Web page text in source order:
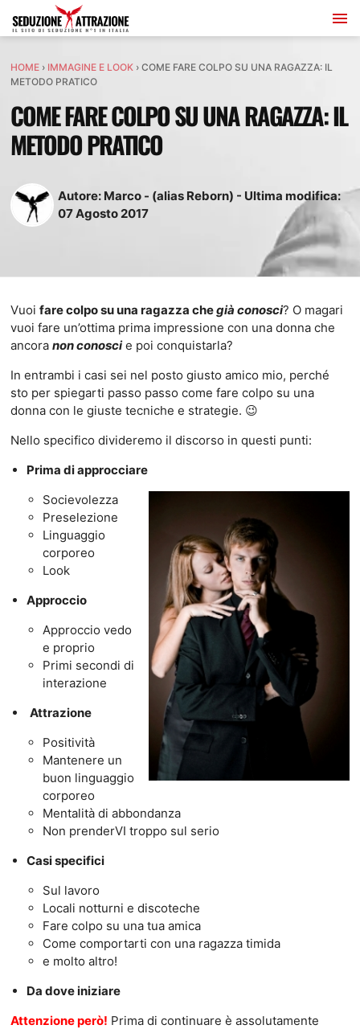
HOME› IMMAGINE E LOOK› COME FARE COLPO SU UNA RAGAZZA: IL
METODO PRATICO
COME FARE COLPO SU UNA RAGAZZA: IL
METODO PRATICO
Autore: Marco - (alias Reborn) - Ultima modifica:
07Agosto2017
Vuoi fare colpo su una ragazza chegià conosci? O magari
vuoi fare un’ottima prima impressione con una donna che
ancora non conoscie poi conquistarla?
In entrambi i casi sei nel posto giusto amico mio, perché
sto per spiegarti passo passo come fare colpo su una
donna con le giuste tecniche e strategie. 😉
Nello specifico divideremo il discorso in questi punti:
Prima di approcciare
Socievolezza
Preselezione
Linguaggio
corporeo
Look
Approccio
Approccio vedo
e proprio
Primi secondi di
interazione
Attrazione
Positività
Mantenere un
buon linguaggio
corporeo
Mentalità di abbondanza
Non prenderVI troppo sul serio
Casi specifici
Sul lavoro
Locali notturni e discoteche
Fare colpo su una tua amica
Come comportarti con una ragazza timida
e molto altro!
Da dove iniziare
Attenzione però! Prima di continuare è assolutamente